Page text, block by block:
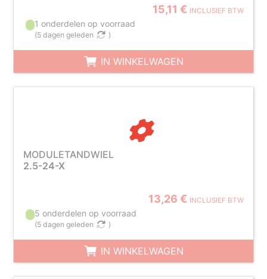
15,11 € INCLUSIEF BTW
1 onderdelen op voorraad
(5 dagen geleden )
IN WINKELWAGEN
MODULETANDWIEL
2.5-24-X
13,26 € INCLUSIEF BTW
5 onderdelen op voorraad
(5 dagen geleden )
IN WINKELWAGEN